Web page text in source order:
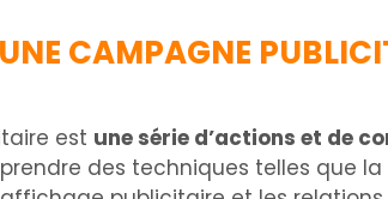
CAMPAGNE
est une série d’actions et de
des techniques telles que